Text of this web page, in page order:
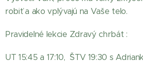
robiť a ako vplývajú na Vaše telo.
Pravidelné lekcie Zdravý chrbát :
UT 15:45 a 17:10, ˇŠTV 19:30 s